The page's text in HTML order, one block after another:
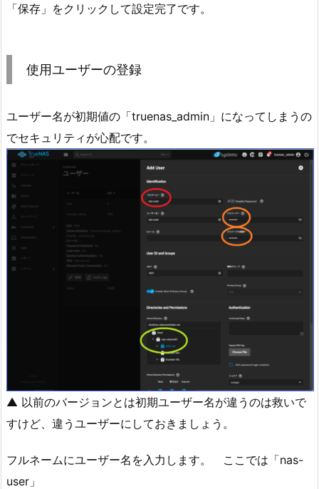
「保存」をクリックして設定完了です。
使用ユーザーの登録
ユーザー名が初期値の「truenas_admin」になってしまうの
でセキュリティが心配です。
▲ 以前のバージョンとは初期ユーザー名が違うのは救いで
すけど、違うユーザーにしておきましょう。
フルネームにユーザー名を入力します。 ここでは「nas-
user」